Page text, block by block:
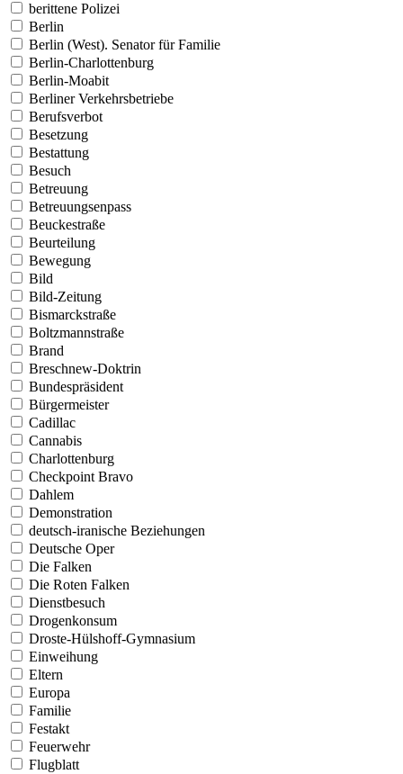
berittene Polizei
Berlin
Berlin (West). Senator für Familie
Berlin-Charlottenburg
Berlin-Moabit
Berliner Verkehrsbetriebe
Berufsverbot
Besetzung
Bestattung
Besuch
Betreuung
Betreuungsenpass
Beuckestraße
Beurteilung
Bewegung
Bild
Bild-Zeitung
Bismarckstraße
Boltzmannstraße
Brand
Breschnew-Doktrin
Bundespräsident
Bürgermeister
Cadillac
Cannabis
Charlottenburg
Checkpoint Bravo
Dahlem
Demonstration
deutsch-iranische Beziehungen
Deutsche Oper
Die Falken
Die Roten Falken
Dienstbesuch
Drogenkonsum
Droste-Hülshoff-Gymnasium
Einweihung
Eltern
Europa
Familie
Festakt
Feuerwehr
Flugblatt